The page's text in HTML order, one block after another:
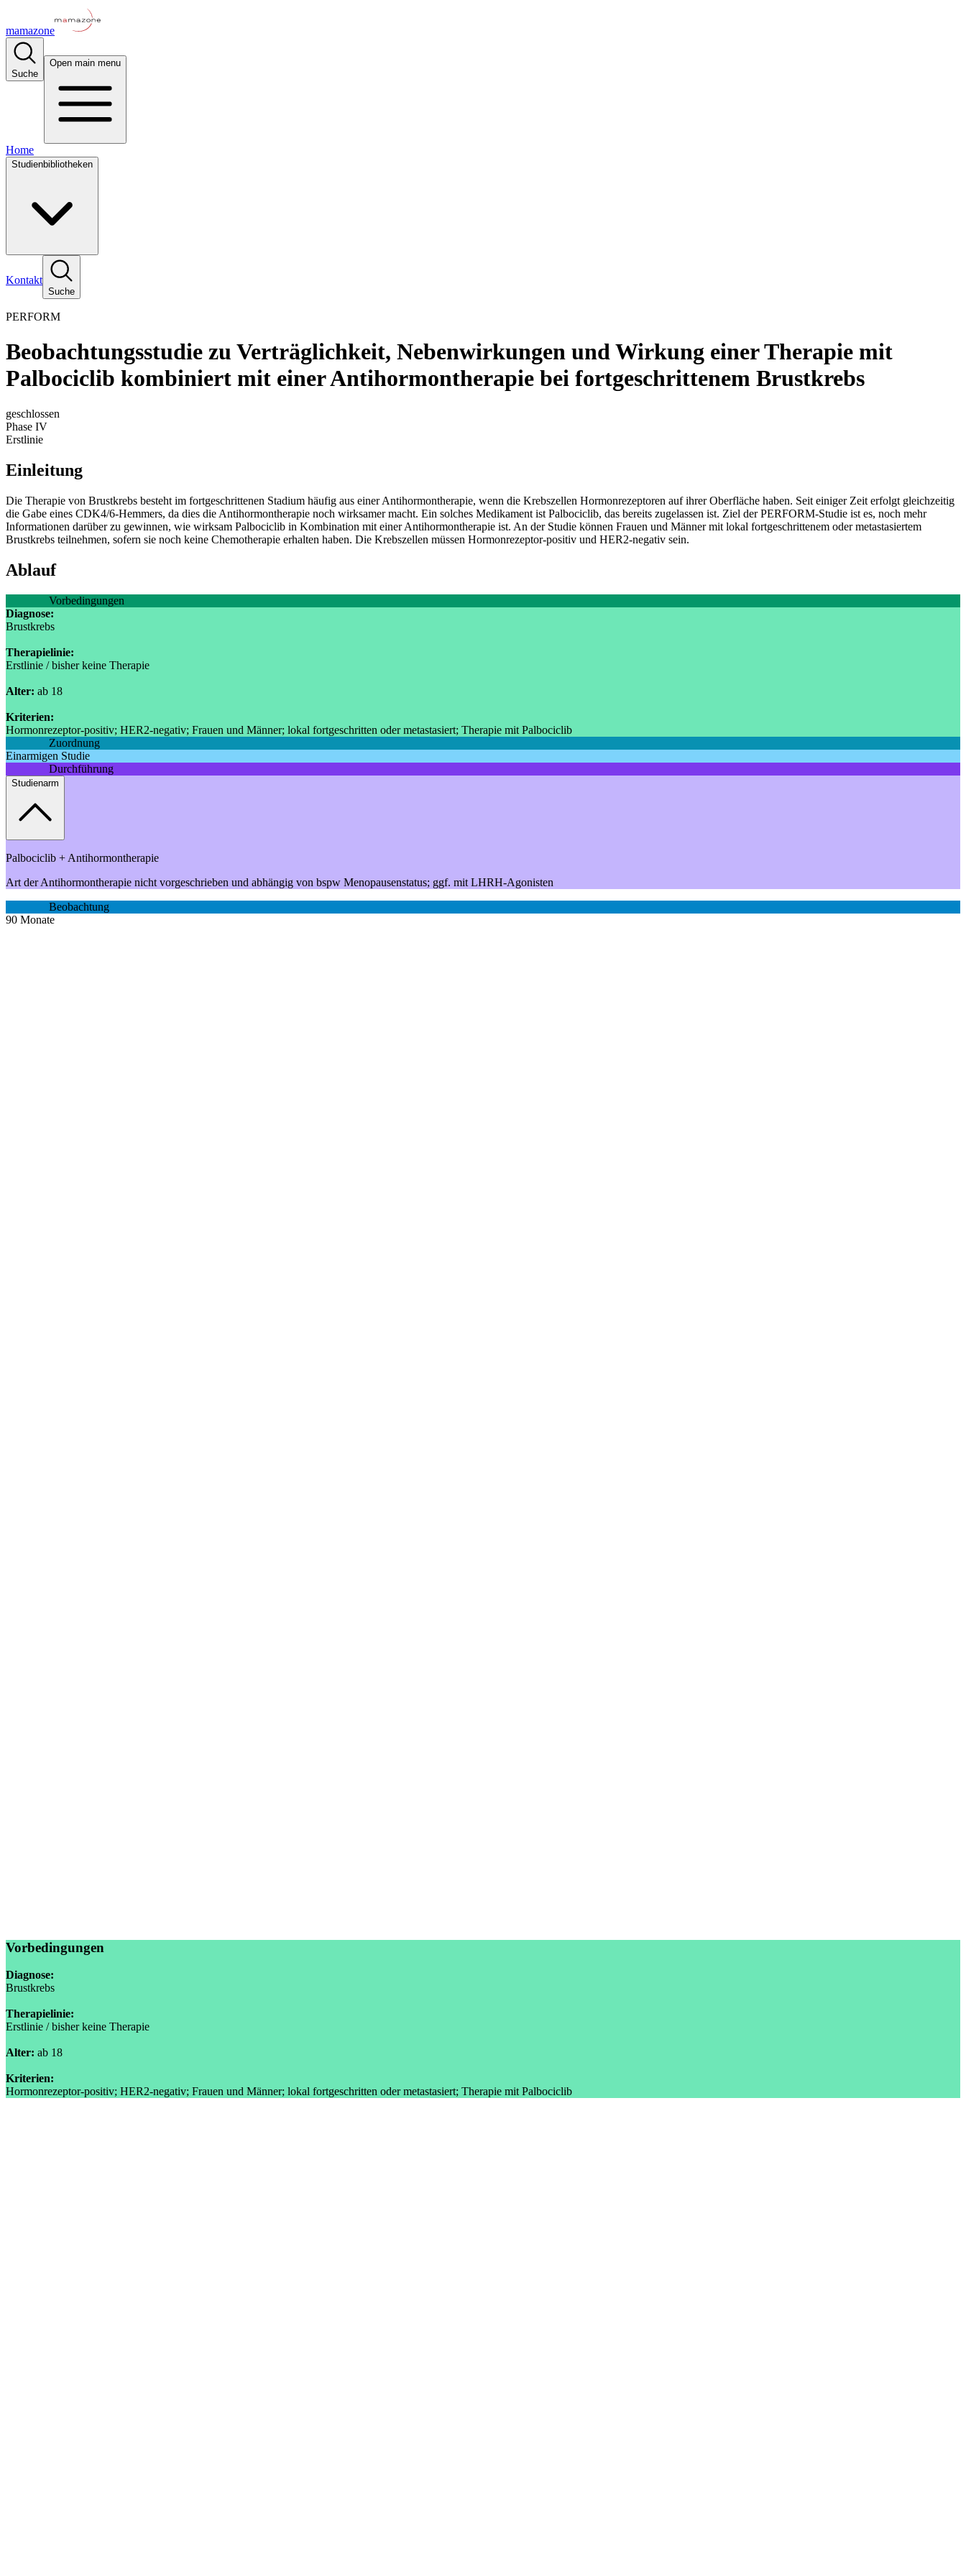
mamazone
Suche
Open main menu
Home
Studienbibliotheken
Kontakt
Suche
PERFORM
Beobachtungsstudie zu Verträglichkeit, Nebenwirkungen und Wirkung einer Therapie mit
Palbociclib kombiniert mit einer Antihormontherapie bei fortgeschrittenem Brustkrebs
geschlossen
Phase IV
Erstlinie
Einleitung
Die Therapie von Brustkrebs besteht im fortgeschrittenen Stadium häufig aus einer Antihormontherapie, wenn die Krebszellen Hormonrezeptoren auf ihrer Oberfläche haben. Seit einiger Zeit erfolgt gleichzeitig
die Gabe eines CDK4/6-Hemmers, da dies die Antihormontherapie noch wirksamer macht. Ein solches Medikament ist Palbociclib, das bereits zugelassen ist. Ziel der PERFORM-Studie ist es, noch mehr
Informationen darüber zu gewinnen, wie wirksam Palbociclib in Kombination mit einer Antihormontherapie ist. An der Studie können Frauen und Männer mit lokal fortgeschrittenem oder metastasiertem
Brustkrebs teilnehmen, sofern sie noch keine Chemotherapie erhalten haben. Die Krebszellen müssen Hormonrezeptor-positiv und HER2-negativ sein.
Ablauf
Vorbedingungen
Diagnose:
Brustkrebs
Therapielinie:
Erstlinie / bisher keine Therapie
Alter: ab 18
Kriterien:
Hormonrezeptor-positiv; HER2-negativ; Frauen und Männer; lokal fortgeschritten oder metastasiert; Therapie mit Palbociclib
Zuordnung
Einarmigen Studie
Durchführung
Studienarm
Palbociclib + Antihormontherapie
Art der Antihormontherapie nicht vorgeschrieben und abhängig von bspw Menopausenstatus; ggf. mit LHRH-Agonisten
Beobachtung
90 Monate
Vorbedingungen
Diagnose:
Brustkrebs
Therapielinie:
Erstlinie / bisher keine Therapie
Alter: ab 18
Kriterien:
Hormonrezeptor-positiv; HER2-negativ; Frauen und Männer; lokal fortgeschritten oder metastasiert; Therapie mit Palbociclib